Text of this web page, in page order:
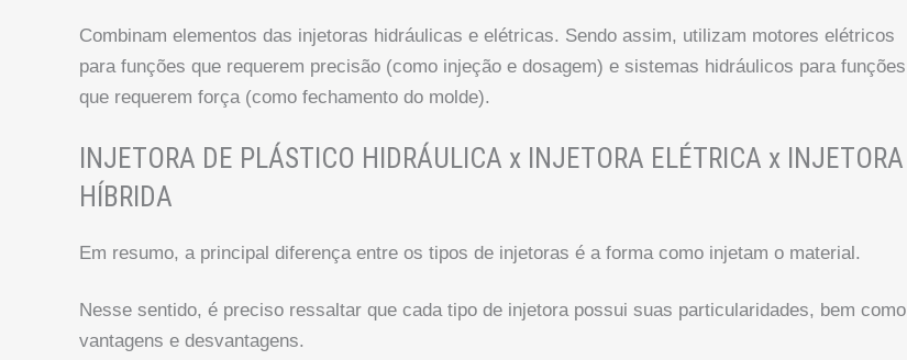
Combinam elementos das injetoras hidráulicas e elétricas. Sendo assim, utilizam motores elétricos
para funções que requerem precisão (como injeção e dosagem) e sistemas hidráulicos para funções
que requerem força (como fechamento do molde).
INJETORA DE PLÁSTICO HIDRÁULICA x INJETORA ELÉTRICA x INJETORA
HÍBRIDA
Em resumo, a principal diferença entre os tipos de injetoras é a forma como injetam o material.
Nesse sentido, é preciso ressaltar que cada tipo de injetora possui suas particularidades, bem como
vantagens e desvantagens.